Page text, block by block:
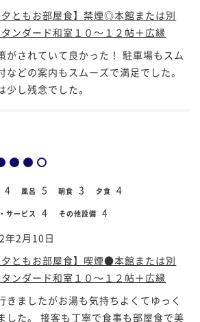
夕ともお部屋食】禁煙◎本館または別
ンダード和室１０～１２帖＋広縁
がされていて良かった！ 駐車場もスム
などの案内もスムーズで満足でした。
し残念でした。
4 風呂 5 朝食 3 夕食 4
サービス 4 その他設備 4
年2月10日
夕ともお部屋食】喫煙●本館または別
ンダード和室１０～１２帖＋広縁
きましたがお湯も気持ちよくてゆっく
した。 接客も丁寧で食事も部屋食で美